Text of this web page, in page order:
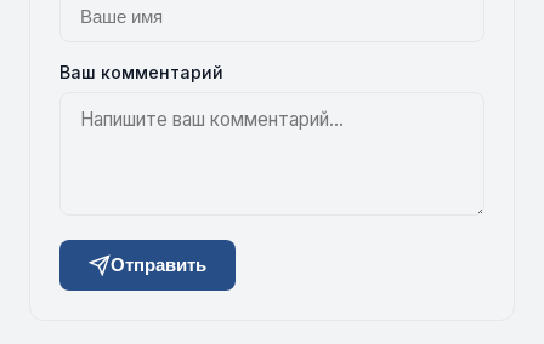
Ваш комментарий
Отправить